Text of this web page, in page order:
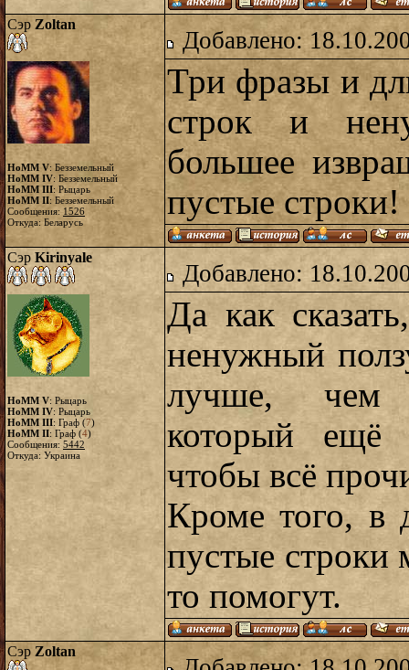
Сэр Zoltan
HoMM V: Безземельный
HoMM IV: Безземельный
HoMM III: Рыцарь
HoMM II: Безземельный
Сообщения: 1526
Откуда: Беларусь
Добавлено:
Три фразы и
строк и
большее
пустые строки!
Сэр Kirinyale
HoMM V: Рыцарь
HoMM IV: Рыцарь
HoMM III: Граф (7)
HoMM II: Граф (4)
Сообщения: 5442
Откуда: Украина
Добавлено:
Да как
ненужный
лучше, чем
который ещё
чтобы всё
Кроме того, в
пустые
то помогут.
Сэр Zoltan